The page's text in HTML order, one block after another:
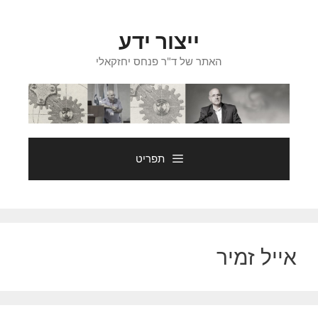
ייצור ידע
האתר של ד"ר פנחס יחזקאלי
תפריט
אייל זמיר